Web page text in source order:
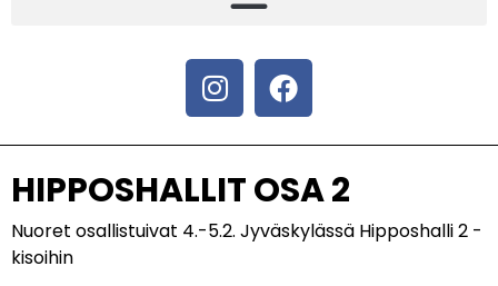
HIPPOSHALLIT OSA 2
Nuoret osallistuivat 4.-5.2. Jyväskylässä Hipposhalli 2 -
kisoihin